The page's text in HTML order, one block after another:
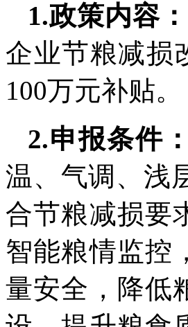
1.政策内容：
企业节粮减损
100万元补贴。
2.申报条件：
温、气调、浅
合节粮减损要
智能粮情监控
量安全，降低